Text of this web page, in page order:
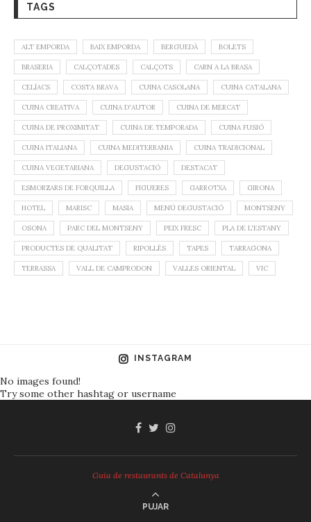
TAGS
ALT EMPORDA BAIX EMPORDA BERGUEDÀ BOLETS
BRASERIA CALÇOTADES CALÇOTS CARN A LA BRASA
CELÍACS COSTA BRAVA CUINA CASOLANA CUINA CATALANA
CUINA CREATIVA CUINA D'AUTOR CUINA DE MERCAT
CUINA DE PROXIMITAT CUINA DE TEMPORADA CUINA FUSIÓ
CUINA ITALIANA CUINA MEDITERRANIA CUINA TRADICIONAL
CUINA VEGETARIANA DEGUSTACIÓ DESTACAT
ESMORZARS DE FORQUILLA FIGUERES GARROTXA GIRONA
HOTEL MARISC MASIA MENÚ DEGUSTACIÓ MONTSENY
OSONA PARC DEL MONTSENY PEIX FRESC PLA DE L'ESTANY
PRODUCTES DE QUALITAT RIPOLLÈS TAPES TARRAGONA
TERRASSA VALL DE CAMPRODON VALLES ORIENTAL VIC
INSTAGRAM
No images found!
Try some other hashtag or username
Guia de restaurants de Catalunya
PUJAR